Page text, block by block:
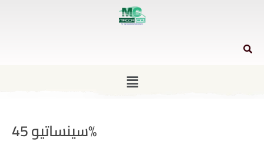
سينساتيو 45%